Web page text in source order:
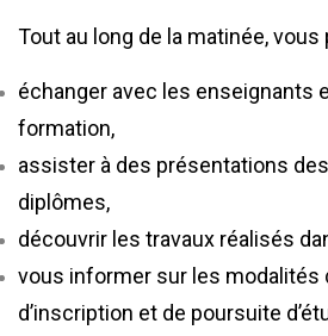
Tout au long de la matinée, vous
échanger avec les enseignants
formation,
assister à des présentations
diplômes,
découvrir les travaux réalisés
vous informer sur les modalités
d’inscription et de poursuite